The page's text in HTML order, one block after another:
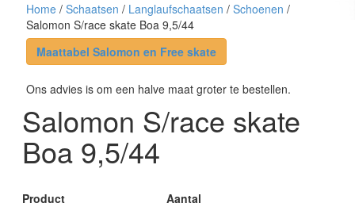
Ruim assortiment, altijd wat naar wens!
Home / Schaatsen / Langlaufschaatsen / Schoenen /
Salomon S/race skate Boa 9,5/44
Maattabel Salomon en Free skate
Ons advies is om een halve maat groter te bestellen.
Salomon S/race skate
Boa 9,5/44
Product
Aantal